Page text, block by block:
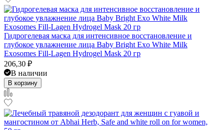
Гидрогелевая маска для интенсивное восстановление и
глубокое увлажнение лица Baby Bright Exo White Milk
Exosomes Fill-Lagen Hydrogel Mask 20 гр
206,30 ₽
В наличии
В корзину